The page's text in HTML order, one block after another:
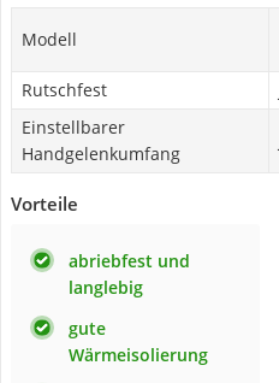
Modell
Rutschfest
Einstellbarer
Handgelenkumfang
Vorteile
abriebfest und
langlebig
gute
Wärmeisolierung